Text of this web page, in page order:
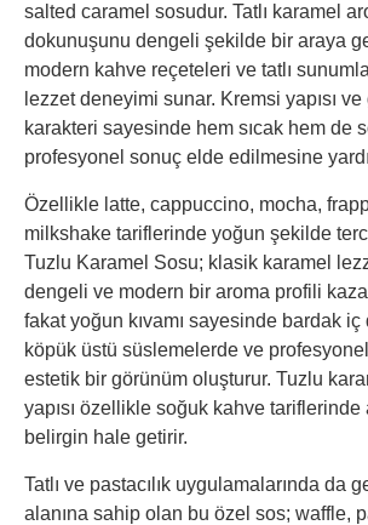
salted caramel sosudur. Tatlı karamel
dokunuşunu dengeli şekilde bir araya
modern kahve reçeteleri ve tatlı
lezzet deneyimi sunar. Kremsi yapısı
karakteri sayesinde hem sıcak hem de
profesyonel sonuç elde edilmesine
Özellikle latte, cappuccino, mocha,
milkshake tariflerinde yoğun şekilde
Tuzlu Karamel Sosu; klasik karamel
dengeli ve modern bir aroma profili
fakat yoğun kıvamı sayesinde bardak iç
köpük üstü süslemelerde ve
estetik bir görünüm oluşturur. Tuzlu
yapısı özellikle soğuk kahve tariflerinde
belirgin hale getirir.
Tatlı ve pastacılık uygulamalarında da
alanına sahip olan bu özel sos; waffle,